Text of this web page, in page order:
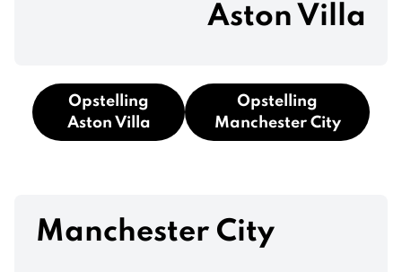
Aston Villa
Opstelling
Aston Villa
Opstelling
Manchester City
Manchester City